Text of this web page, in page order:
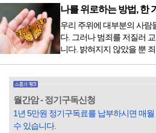
막이 열리기 전. 그 특유의
은 것이었다. 두 금동 미륵
렇게 시작됐다. 두 반가사유상을 알게 된 것은 몇 해 전이었다.
잡지의 발행인으로 독자에
중 우리 문화재를 하나씩 소
나를 위로하는 방법, 한
우리 주위에 대부분의 사람
다. 그러나 범죄를 저질러
니다. 밝혀지지 않았을 뿐
입힌다는 것입니다. 미꾸라
옛말이 그저 허투루 생기지
들은 열심히 살아갑니다.
월간암 - 정기구독신청
1년 5만원 정기구독료를 납부하시면 매
수 있습니다.